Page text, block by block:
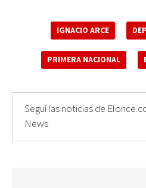
IGNACIO ARCE
PRIMERA NACIONAL
Seguí las noticias de
News